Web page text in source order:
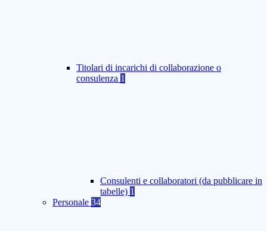
Titolari di incarichi di collaborazione o
consulenza 1
Consulenti e collaboratori (da pubblicare in
tabelle) 1
Personale 34